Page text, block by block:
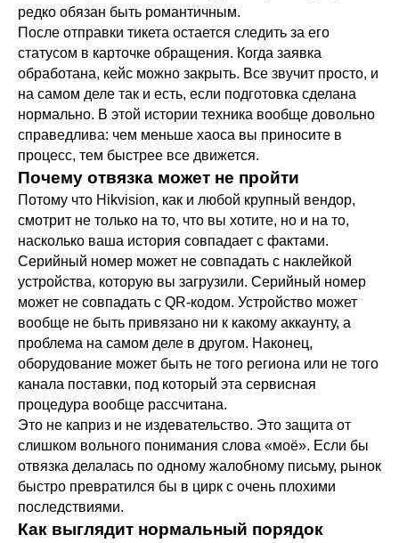
редко обязан быть романтичным.
После отправки тикета остается следить за его
статусом в карточке обращения. Когда заявка
обработана, кейс можно закрыть. Все звучит просто, и
на самом деле так и есть, если подготовка сделана
нормально. В этой истории техника вообще довольно
справедлива: чем меньше хаоса вы приносите в
процесс, тем быстрее все движется.
Почему отвязка может не пройти
Потому что Hikvision, как и любой крупный вендор,
смотрит не только на то, что вы хотите, но и на то,
насколько ваша история совпадает с фактами.
Серийный номер может не совпадать с наклейкой
устройства, которую вы загрузили. Серийный номер
может не совпадать с QR-кодом. Устройство может
вообще не быть привязано ни к какому аккаунту, а
проблема на самом деле в другом. Наконец,
оборудование может быть не того региона или не того
канала поставки, под который эта сервисная
процедура вообще рассчитана.
Это не каприз и не издевательство. Это защита от
слишком вольного понимания слова «моё». Если бы
отвязка делалась по одному жалобному письму, рынок
быстро превратился бы в цирк с очень плохими
последствиями.
Как выглядит нормальный порядок